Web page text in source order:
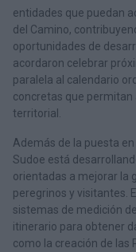
entidades que puedan
del Camino,
oportunidades de
acordaron celebrar
paralela al calendario
concretas que
territorial.
Además de la puesta
Sudoe está
orientadas a mejorar la
peregrinos y visitantes.
sistemas de medición
itinerario para obtener
como la creación de las